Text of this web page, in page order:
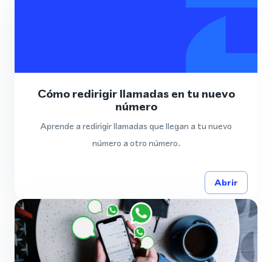
Cómo redirigir llamadas en tu nuevo
número
Aprende a redirigir llamadas que llegan a tu nuevo
número a otro número.
Abrir